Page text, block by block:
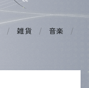
News
雑貨
音楽